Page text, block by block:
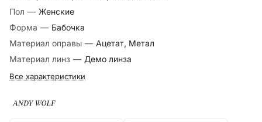
Пол — Женские
Форма — Бабочка
Материал оправы — Ацетат, Метал
Материал линз — Демо линза
Все характеристики